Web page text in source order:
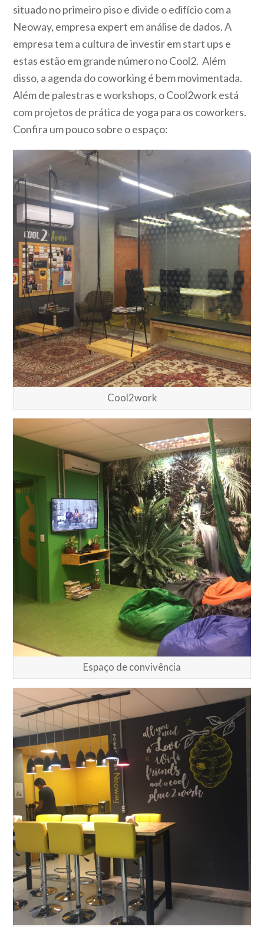
situado no primeiro piso e divide o edifício com a
Neoway, empresa expert em análise de dados. A
empresa tem a cultura de investir em start ups e
estas estão em grande número no Cool2. Além
disso, a agenda do coworking é bem movimentada.
Além de palestras e workshops, o Cool2work está
com projetos de prática de yoga para os coworkers.
Confira um pouco sobre o espaço:
Cool2work
Espaço de convivência